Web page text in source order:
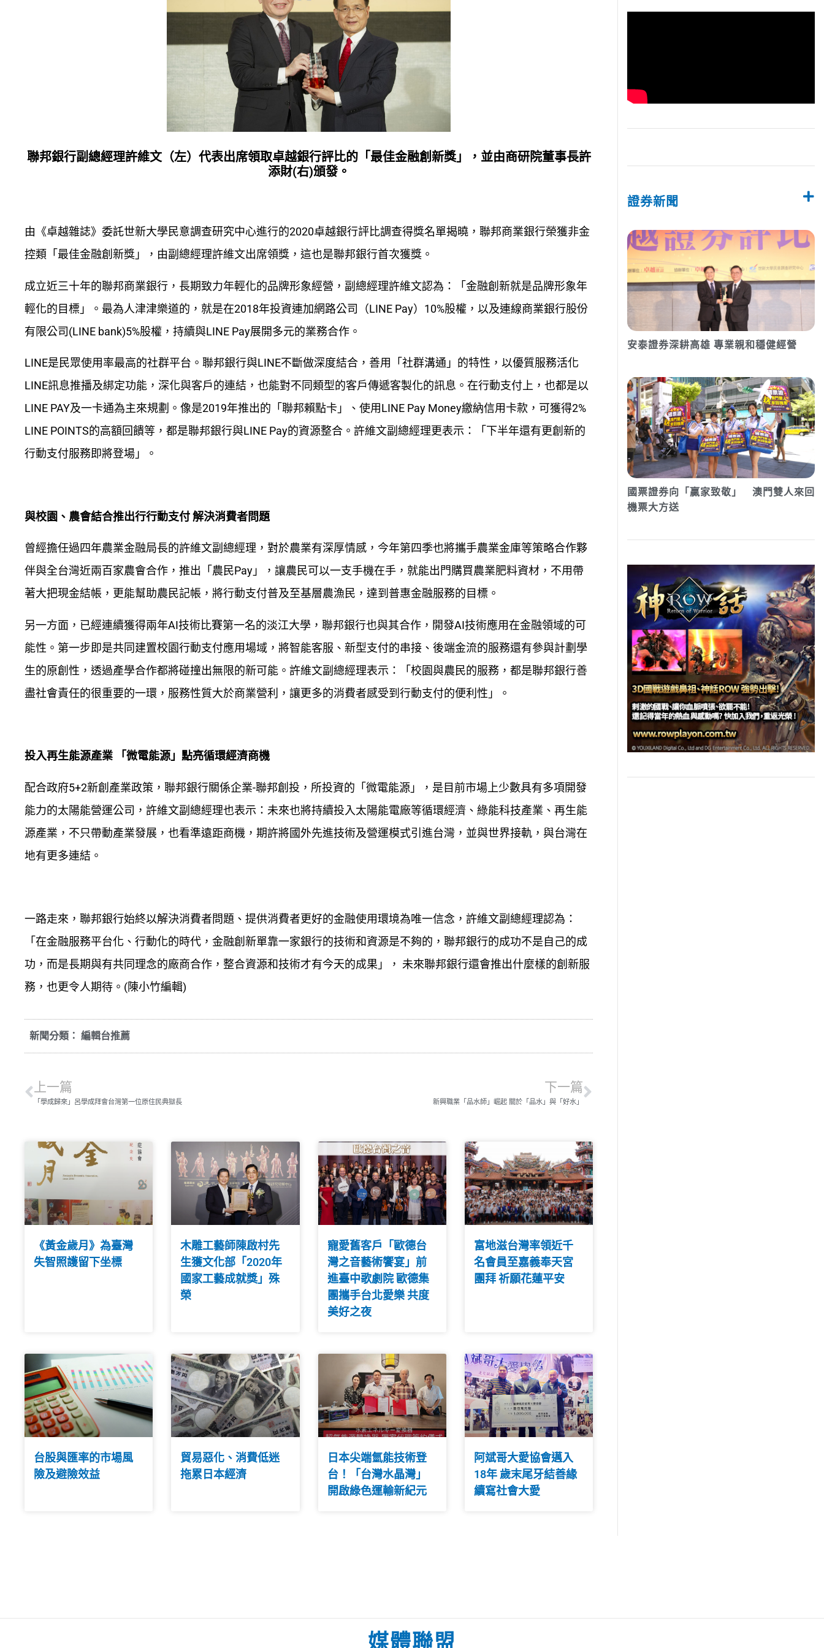
聯邦銀行副總經理許維文（左） 代表出席領取卓越銀行評比的「最佳金融創新獎」，並由商研院董事長許
添財(右)頒發。
由《卓越雜誌》委託世新大學民意調查研究中心進行的2020卓越銀行評比調查得獎名單揭曉，聯邦商業銀行榮獲非金
控類「最佳金融創新獎」，由副總經理許維文出席領獎，這也是聯邦銀行首次獲獎。
成立近三十年的聯邦商業銀行，長期致力年輕化的品牌形象經營，副總經理許維文認為：「金融創新就是品牌形象年
輕化的目標」。最為人津津樂道的，就是在2018年投資連加網路公司（LINE Pay）10%股權，以及連線商業銀行股份
有限公司(LINE bank)5%股權，持續與LINE Pay展開多元的業務合作。
LINE是民眾使用率最高的社群平台。聯邦銀行與LINE不斷做深度結合，善用「社群溝通」的特性，以優質服務活化
LINE訊息推播及綁定功能，深化與客戶的連結，也能對不同類型的客戶傳遞客製化的訊息。在行動支付上，也都是以
LINE PAY及一卡通為主來規劃。像是2019年推出的「聯邦賴點卡」、使用LINE Pay Money繳納信用卡款，可獲得2%
LINE POINTS的高額回饋等，都是聯邦銀行與LINE Pay的資源整合。許維文副總經理更表示：「下半年還有更創新的
行動支付服務即將登場」。
與校園、農會結合推出行行動支付 解決消費者問題
曾經擔任過四年農業金融局長的許維文副總經理，對於農業有深厚情感，今年第四季也將攜手農業金庫等策略合作夥
伴與全台灣近兩百家農會合作，推出「農民Pay」，讓農民可以一支手機在手，就能出門購買農業肥料資材，不用帶
著大把現金結帳，更能幫助農民記帳，將行動支付普及至基層農漁民，達到普惠金融服務的目標。
另一方面，已經連續獲得兩年AI技術比賽第一名的淡江大學，聯邦銀行也與其合作，開發AI技術應用在金融領域的可
能性。第一步即是共同建置校園行動支付應用場域，將智能客服、新型支付的串接、後端金流的服務還有參與計劃學
生的原創性，透過產學合作都將碰撞出無限的新可能。許維文副總經理表示：「校園與農民的服務，都是聯邦銀行善
盡社會責任的很重要的一環，服務性質大於商業營利，讓更多的消費者感受到行動支付的便利性」。
投入再生能源產業 「微電能源」點亮循環經濟商機
配合政府5+2新創產業政策，聯邦銀行關係企業-聯邦創投，所投資的「微電能源」，是目前市場上少數具有多項開發
能力的太陽能營運公司，許維文副總經理也表示：未來也將持續投入太陽能電廠等循環經濟、綠能科技產業、再生能
源產業，不只帶動產業發展，也看準遠距商機，期許將國外先進技術及營運模式引進台灣，並與世界接軌，與台灣在
地有更多連結。
一路走來，聯邦銀行始終以解決消費者問題、提供消費者更好的金融使用環境為唯一信念，許維文副總經理認為：
「在金融服務平台化、行動化的時代，金融創新單靠一家銀行的技術和資源是不夠的，聯邦銀行的成功不是自己的成
功，而是長期與有共同理念的廠商合作，整合資源和技術才有今天的成果」， 未來聯邦銀行還會推出什麼樣的創新服
務，也更令人期待。(陳小竹編輯)
新聞分類： 編輯台推薦
上一篇
「學成歸來」呂學成拜會台灣第一位原住民典獄長
下一篇
新興職業「品水師」崛起 關於「品水」與「好水」
《黃金歲月》為臺灣
失智照護留下坐標
木雕工藝師陳啟村先
生獲文化部「2020年
國家工藝成就獎」殊
榮
寵愛舊客戶「歐德台
灣之音藝術饗宴」前
進臺中歌劇院 歐德集
團攜手台北愛樂 共度
美好之夜
富地滋台灣率領近千
名會員至嘉義奉天宮
團拜 祈願花蓮平安
台股與匯率的市場風
險及避險效益
貿易惡化、消費低迷
拖累日本經濟
日本尖端氫能技術登
台！「台灣水晶灣」
開啟綠色運輸新紀元
阿斌哥大愛協會邁入
18年 歲末尾牙結善緣
續寫社會大愛
證券新聞
安泰證券深耕高雄 專業親和穩健經營
國票證券向「贏家致敬」 澳門雙人來回
機票大方送
媒體聯盟